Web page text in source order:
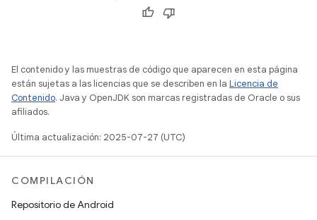
El contenido y las muestras de código que aparecen en esta página
están sujetas a las licencias que se describen en la Licencia de
Contenido. Java y OpenJDK son marcas registradas de Oracle o sus
afiliados.
Última actualización: 2025-07-27 (UTC)
COMPILACIÓN
Repositorio de Android